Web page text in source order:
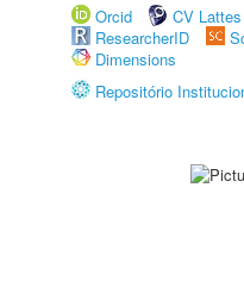
Orcid
CV Lattes
ResearcherID
Dimensions
Repositório